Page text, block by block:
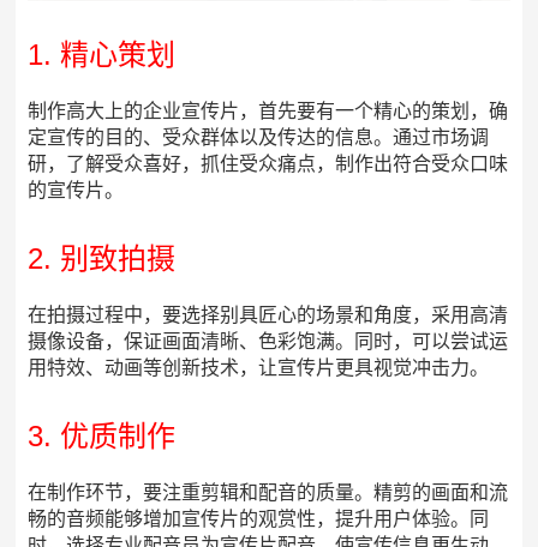
1. 精心策划
制作高大上的企业宣传片，首先要有一个精心的策划，确
定宣传的目的、受众群体以及传达的信息。通过市场调
研，了解受众喜好，抓住受众痛点，制作出符合受众口味
的宣传片。
2. 别致拍摄
在拍摄过程中，要选择别具匠心的场景和角度，采用高清
摄像设备，保证画面清晰、色彩饱满。同时，可以尝试运
用特效、动画等创新技术，让宣传片更具视觉冲击力。
3. 优质制作
在制作环节，要注重剪辑和配音的质量。精剪的画面和流
畅的音频能够增加宣传片的观赏性，提升用户体验。同